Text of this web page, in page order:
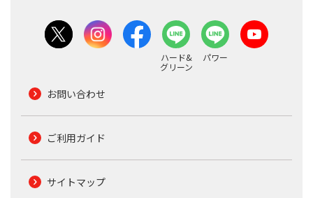
ハード&
グリーン
パワー
お問い合わせ
ご利用ガイド
サイトマップ